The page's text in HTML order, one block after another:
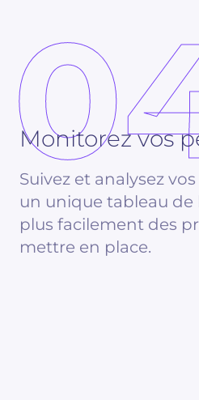
Monitorez vos
Suivez et analysez
un unique tableau
plus facilement des
mettre en place.